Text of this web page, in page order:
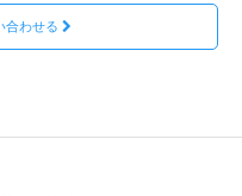
合わせる